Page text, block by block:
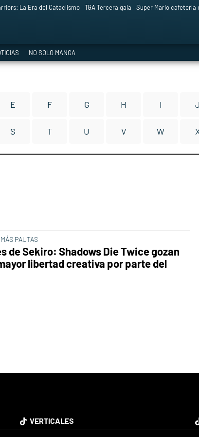
La Era del Cataclismo TGA Tercera gala Super Mario cafetería
NO SOLO MANGA
E F G H I J
S T U V W
PAUTAS
de Sekiro: Shadows Die Twice gozan
libertad creativa por parte del
VERTICALES